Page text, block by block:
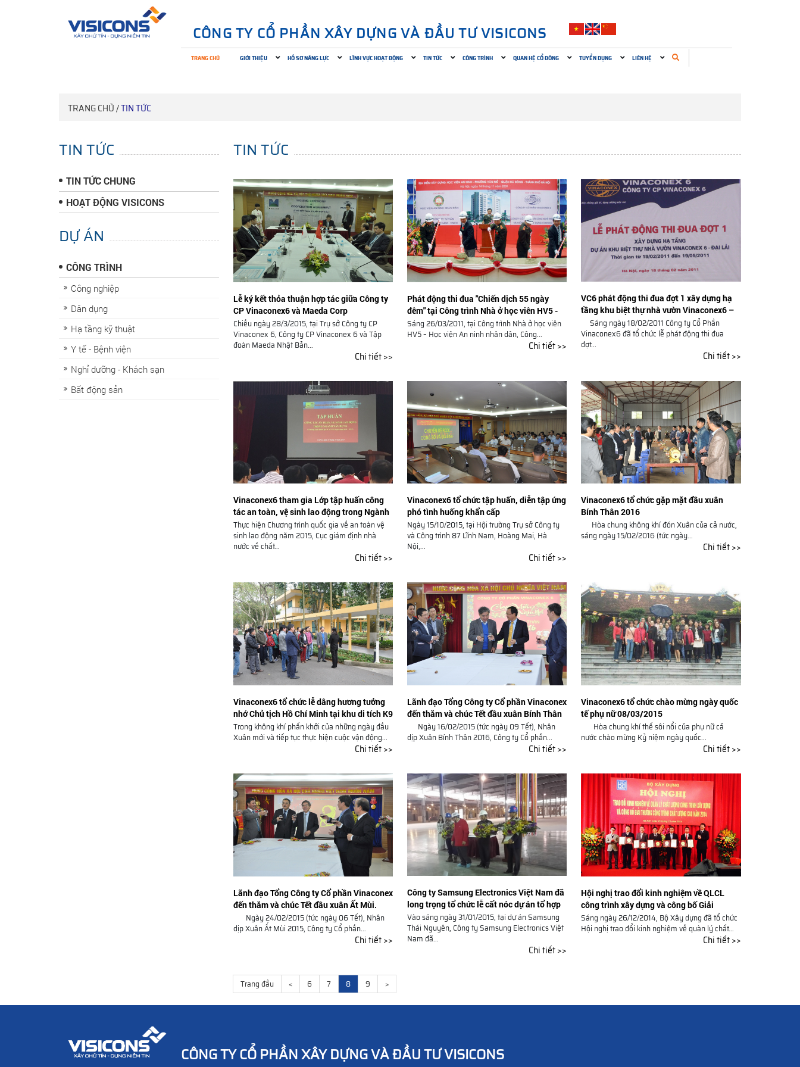
CÔNG TY CỔ PHẦN XÂY DỰNG VÀ ĐẦU TƯ VISICONS
TRANG CHỦ GIỚI THIỆU HỒ SƠ NĂNG LỰC LĨNH VỰC HOẠT ĐỘNG TIN TỨC CÔNG TRÌNH QUAN HỆ CỔ ĐÔNG TUYỂN DỤNG LIÊN HỆ
TRANG CHỦ /TIN TỨC
TIN TỨC
TIN TỨC CHUNG
HOẠT ĐỘNG VISICONS
DỰ ÁN
CÔNG TRÌNH
Công nghiệp
Dân dụng
Hạ tầng kỹ thuật
Y tế - Bệnh viện
Nghỉ dưỡng - Khách sạn
Bất động sản
TIN TỨC
Lễ ký kết thỏa thuận hợp tác giữa Công ty
CP Vinaconex6 và Maeda Corp
Chiều ngày 28/3/2015, tại Trụ sở Công ty CP
Vinaconex 6, Công ty CP Vinaconex 6 và Tập
đoàn Maeda Nhật Bản...
Chi tiết >>
Phát động thi đua "Chiến dịch 55 ngày
đêm" tại Công trình Nhà ở học viên HV5 -
Học viện An ninh nhân dân
Sáng 26/03/2011, tại Công trình Nhà ở học viên
HV5 – Học viện An ninh nhân dân, Công...
Chi tiết >>
VC6 phát động thi đua đợt 1 xây dựng hạ
tầng khu biệt thự nhà vườn Vinaconex6 –
Đại Lải
Sáng ngày 18/02/2011 Công ty Cổ Phần
Vinaconex6 đã tổ chức lễ phát động thi đua
đợt...
Chi tiết >>
Vinaconex6 tham gia Lớp tập huấn công
tác an toàn, vệ sinh lao động trong Ngành
xây dựng
Thực hiện Chương trình quốc gia về an toàn vệ
sinh lao động năm 2015, Cục giám định nhà
nước về chất...
Chi tiết >>
Vinaconex6 tổ chức tập huấn, diễn tập ứng
phó tình huống khẩn cấp
Ngày 15/10/2015, tại Hội trường Trụ sở Công ty
và Công trình 87 Lĩnh Nam, Hoàng Mai, Hà
Nội,...
Chi tiết >>
Vinaconex6 tổ chức gặp mặt đầu xuân
Bính Thân 2016
Hòa chung không khí đón Xuân của cả nước,
sáng ngày 15/02/2016 (tức ngày...
Chi tiết >>
Vinaconex6 tổ chức lễ dâng hương tưởng
nhớ Chủ tịch Hồ Chí Minh tại khu di tích K9
Đá Chông, Ba Vì, Hà Nội
Trong không khí phấn khởi của những ngày đầu
Xuân mới và tiếp tục thực hiện cuộc vận động...
Chi tiết >>
Lãnh đạo Tổng Công ty Cổ phần Vinaconex
đến thăm và chúc Tết đầu xuân Bính Thân
2016
Ngày 16/02/2015 (tức ngày 09 Tết), Nhân
dịp Xuân Bính Thân 2016, Công ty Cổ phần...
Chi tiết >>
Vinaconex6 tổ chức chào mừng ngày quốc
tế phụ nữ 08/03/2015
Hòa chung khí thế sôi nổi của phụ nữ cả
nước chào mừng Kỷ niệm ngày quốc...
Chi tiết >>
Lãnh đạo Tổng Công ty Cổ phần Vinaconex
đến thăm và chúc Tết đầu xuân Ất Mùi.
Ngày 24/02/2015 (tức ngày 06 Tết), Nhân
dịp Xuân Ất Mùi 2015, Công ty Cổ phần...
Chi tiết >>
Công ty Samsung Electronics Việt Nam đã
long trọng tổ chức lễ cất nóc dự án tổ hợp
hợp kim SEVT.
Vào sáng ngày 31/01/2015, tại dự án Samsung
Thái Nguyên, Công ty Samsung Electronics Việt
Nam đã...
Chi tiết >>
Hội nghị trao đổi kinh nghiệm về QLCL
công trình xây dựng và công bố Giải
thưởng Công trình chất lượng cao năm
2014
Sáng ngày 26/12/2014, Bộ Xây dựng đã tổ chức
Hội nghị trao đổi kinh nghiệm về quàn lý chất...
Chi tiết >>
Trang đầu < 6 7 8 9 >
CÔNG TY CỔ PHẦN XÂY DỰNG VÀ ĐẦU TƯ VISICONS